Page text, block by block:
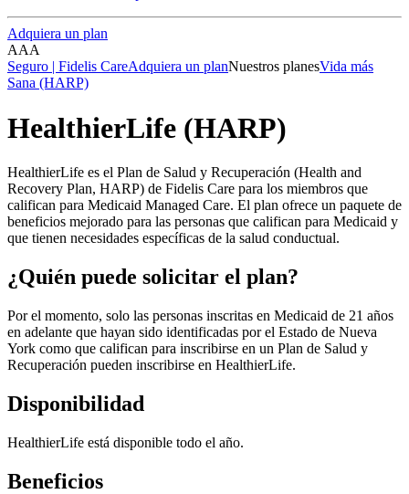
Adquiera un plan
AAA
Seguro | Fidelis CareAdquiera un planNuestros planesVida más
Sana (HARP)
HealthierLife (HARP)
HealthierLife es el Plan de Salud y Recuperación (Health and
Recovery Plan, HARP) de Fidelis Care para los miembros que
califican para Medicaid Managed Care. El plan ofrece un paquete de
beneficios mejorado para las personas que califican para Medicaid y
que tienen necesidades específicas de la salud conductual.
¿Quién puede solicitar el plan?
Por el momento, solo las personas inscritas en Medicaid de 21 años
en adelante que hayan sido identificadas por el Estado de Nueva
York como que califican para inscribirse en un Plan de Salud y
Recuperación pueden inscribirse en HealthierLife.
Disponibilidad
HealthierLife está disponible todo el año.
Beneficios